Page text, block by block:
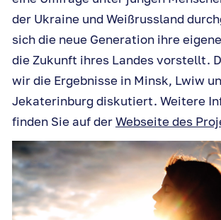
der Ukraine und Weißrussland
sich die neue Generation ihre
die Zukunft ihres Landes vorstellt.
wir die Ergebnisse in Minsk, Lwiw
Jekaterinburg diskutiert. Weitere
finden Sie auf derWebseite des